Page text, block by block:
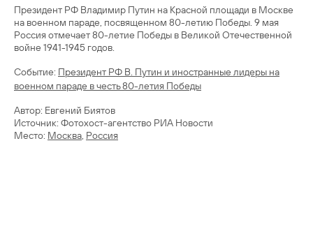
Президент РФ Владимир Путин на Красной площади в Москве
на военном параде, посвященном 80-летию Победы. 9 мая
Россия отмечает 80-летие Победы в Великой Отечественной
войне 1941-1945 годов.
Cобытие: Президент РФ В. Путин и иностранные лидеры на
военном параде в честь 80-летия Победы
Автор: Евгений Биятов
Источник: Фотохост-агентство РИА Новости
Место: Москва, Россия